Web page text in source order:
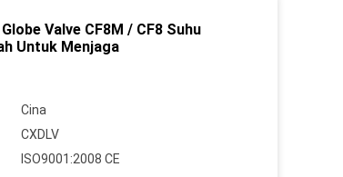
Valve CF8M / CF8 Suhu
Untuk Menjaga
Cina
CXDLV
ISO9001:2008 CE